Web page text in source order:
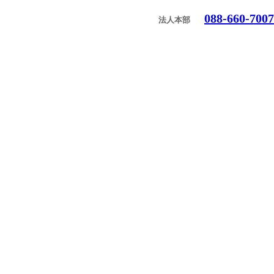
法人本部 088-660-7007